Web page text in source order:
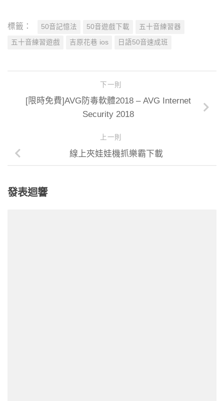
標籤： 50音記憶法 50音遊戲下載 五十音練習器
五十音練習遊戲 吉原花巷 ios 日語50音速成班
下一則
[限時免費]AVG防毒軟體2018 – AVG Internet
Security 2018
上一則
線上夾娃娃機抓樂霸下載
發表迴響